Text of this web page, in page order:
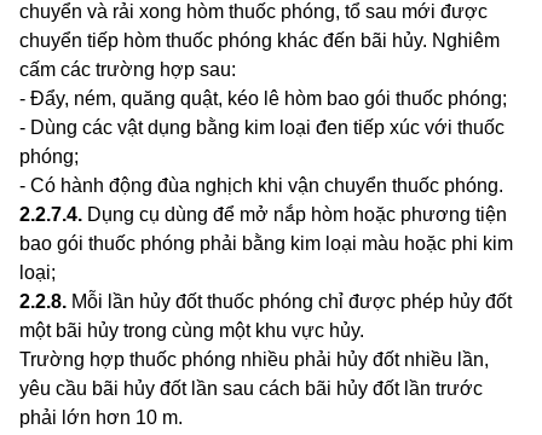
chuyển và rải xong hòm thuốc phóng, tổ sau mới được
chuyển tiếp hòm thuốc phóng khác đến bãi hủy. Nghiêm
cấm các trường hợp sau:
- Đẩy, ném, quăng quật, kéo lê hòm bao gói thuốc phóng;
- Dùng các vật dụng bằng kim loại đen tiếp xúc với thuốc
phóng;
- Có hành động đùa nghịch khi vận chuyển thuốc phóng.
2.2.7.4. Dụng cụ dùng để mở nắp hòm hoặc phương tiện
bao gói thuốc phóng phải bằng kim loại màu hoặc phi kim
loại;
2.2.8. Mỗi lần hủy đốt thuốc phóng chỉ được phép hủy đốt
một bãi hủy trong cùng một khu vực hủy.
Trường hợp thuốc phóng nhiều phải hủy đốt nhiều lần,
yêu cầu bãi hủy đốt lần sau cách bãi hủy đốt lần trước
phải lớn hơn 10 m.